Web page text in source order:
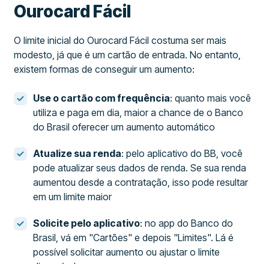
Ourocard Fácil
O limite inicial do Ourocard Fácil costuma ser mais
modesto, já que é um cartão de entrada. No entanto,
existem formas de conseguir um aumento:
Use o cartão com frequência: quanto mais você
utiliza e paga em dia, maior a chance de o Banco
do Brasil oferecer um aumento automático
Atualize sua renda: pelo aplicativo do BB, você
pode atualizar seus dados de renda. Se sua renda
aumentou desde a contratação, isso pode resultar
em um limite maior
Solicite pelo aplicativo: no app do Banco do
Brasil, vá em "Cartões" e depois "Limites". Lá é
possível solicitar aumento ou ajustar o limite